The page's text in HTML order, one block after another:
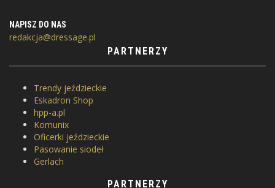
NAPISZ DO NAS
redakcja@dressage.pl
PARTNERZY
Trendy jeździeckie
Eskadron Shop
hpp-a.pl
Komunix
Oficerki jeździeckie
Pasowanie siodeł
Gerlach
PARTNERZY